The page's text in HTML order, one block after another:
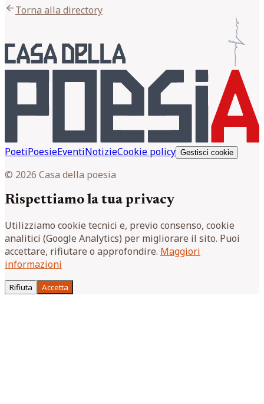
arrow_backTorna alla directory
PoetiPoesieEventiNotizieCookie policy Gestisci cookie
© 2026 Casa della poesia
Rispettiamo la tua privacy
Utilizziamo cookie tecnici e, previo consenso, cookie
analitici (Google Analytics) per migliorare il sito. Puoi
accettare, rifiutare o approfondire. Maggiori
informazioni
Rifiuta Accetta